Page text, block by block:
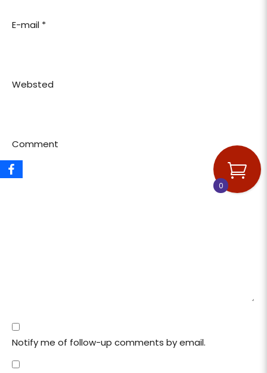
E-mail *
Websted
Comment
Notify me of follow-up comments by email.
0